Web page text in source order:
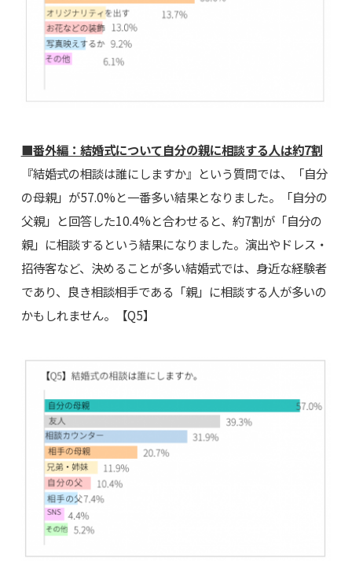
■番外編：結婚式について自分の親に相談する人は約7割
『結婚式の相談は誰にしますか』という質問では、「自分
の母親」が57.0%と一番多い結果となりました。「自分の
父親」と回答した10.4%と合わせると、約7割が「自分の
親」に相談するという結果になりました。演出やドレス・
招待客など、決めることが多い結婚式では、身近な経験者
であり、良き相談相手である「親」に相談する人が多いの
かもしれません。【Q5】